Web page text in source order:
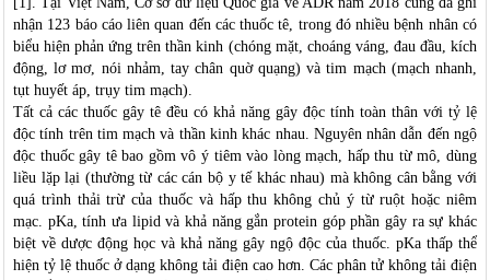
nhận 123 báo cáo liên quan đến các thuốc tê, trong đó nhiều bệnh nhân có
biểu hiện phản ứng trên thần kinh (chóng mặt, choáng váng, đau đầu, kích
động, lơ mơ, nói nhảm, tay chân quờ quạng) và tim mạch (mạch nhanh,
tụt huyết áp, trụy tim mạch).
Tất cả các thuốc gây tê đều có khả năng gây độc tính toàn thân với tỷ lệ
độc tính trên tim mạch và thần kinh khác nhau. Nguyên nhân dẫn đến ngộ
độc thuốc gây tê bao gồm vô ý tiêm vào lòng mạch, hấp thu từ mô, dùng
liều lặp lại (thường từ các cán bộ y tế khác nhau) mà không cân bằng với
quá trình thải trừ của thuốc và hấp thu không chủ ý từ ruột hoặc niêm
mạc. pKa, tính ưa lipid và khả năng gắn protein góp phần gây ra sự khác
biệt về dược động học và khả năng gây ngộ độc của thuốc. pKa thấp thể
hiện tỷ lệ thuốc ở dạng không tải điện cao hơn. Các phân tử không tải điện